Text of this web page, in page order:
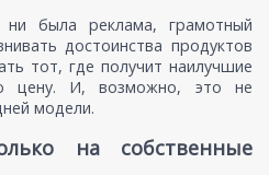
ни была реклама, грамотный
достоинства продуктов
тот, где получит наилучшие
цену. И, возможно, это не
модели.
на собственные